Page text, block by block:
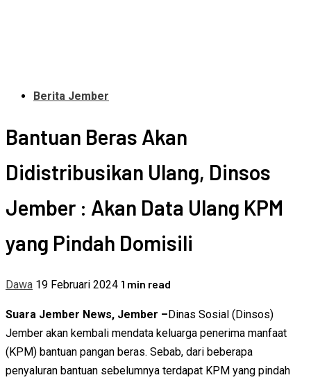
Berita Jember
Bantuan Beras Akan
Didistribusikan Ulang, Dinsos
Jember : Akan Data Ulang KPM
yang Pindah Domisili
Dawa 19 Februari 2024 1 min read
Suara Jember News, Jember – Dinas Sosial (Dinsos)
Jember akan kembali mendata keluarga penerima manfaat
(KPM) bantuan pangan beras. Sebab, dari beberapa
penyaluran bantuan sebelumnya terdapat KPM yang pindah